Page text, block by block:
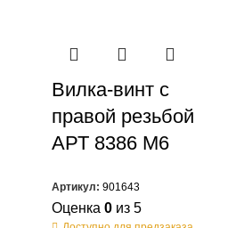
Вилка-винт с
правой резьбой
АРТ 8386 M6
Артикул: 901643
Оценка 0из 5